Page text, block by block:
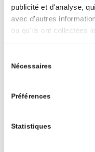
publicité et d'analyse,
avec d'autres
ou qu'ils ont collectées
Nécessaires
Préférences
Statistiques
Ce que disent